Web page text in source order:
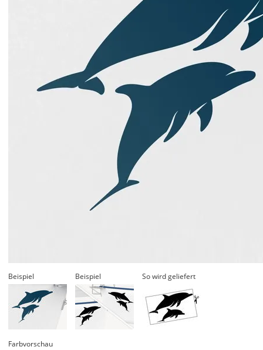
Beispiel Beispiel So wird geliefert
Farbvorschau